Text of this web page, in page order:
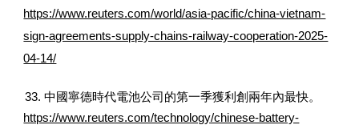
https://www.reuters.com/world/asia-pacific/china-vietnam-
sign-agreements-supply-chains-railway-cooperation-2025-
04-14/
33. 中國寧德時代電池公司的第一季獲利創兩年內最快。
https://www.reuters.com/technology/chinese-battery-